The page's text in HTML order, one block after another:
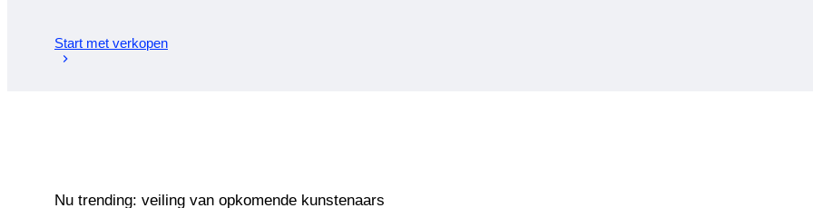
Start met verkopen
Nu trending: veiling van opkomende kunstenaars